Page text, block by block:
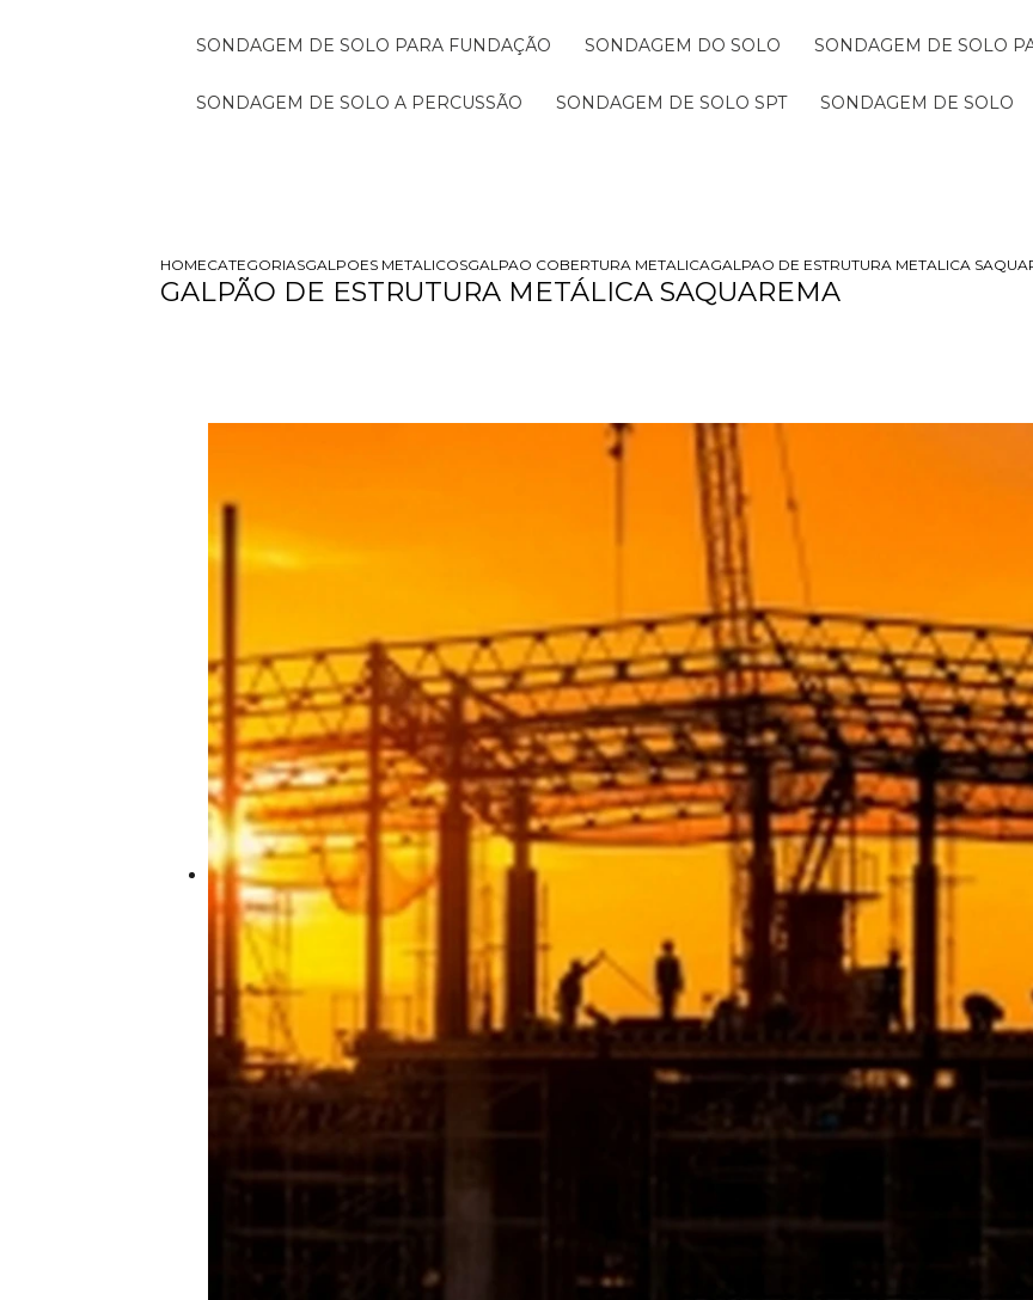
SONDAGEM DE SOLO PARA FUNDAÇÃO SONDAGEM DO SOLO SONDAGEM DE SOLO
SONDAGEM DE SOLO A PERCUSSÃO SONDAGEM DE SOLO SPT SONDAGEM DE SOLO
HOMECATEGORIASGALPOES METALICOSGALPAO COBERTURA METALICAGALPAO DE ESTRUTURA METALICA
GALPÃO DE ESTRUTURA METÁLICA SAQUAREMA